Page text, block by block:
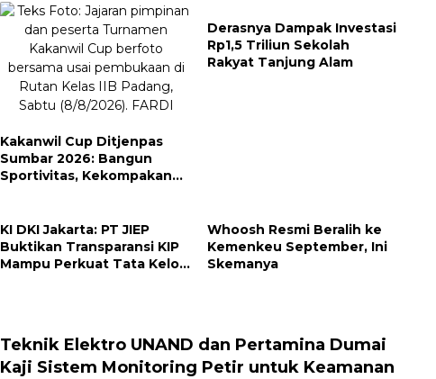
Kakanwil Cup Ditjenpas
Sumbar 2026: Bangun
Sportivitas, Kekompakan
Derasnya Dampak Investasi
Rp1,5 Triliun Sekolah
Rakyat Tanjung Alam
KI DKI Jakarta: PT JIEP
Buktikan Transparansi KIP
Mampu Perkuat Tata Kelola
Whoosh Resmi Beralih ke
Kemenkeu September, Ini
Skemanya
Teknik Elektro UNAND dan Pertamina Dumai
Kaji Sistem Monitoring Petir untuk Keamanan